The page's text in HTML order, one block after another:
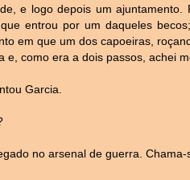
e logo depois um ajuntamento.
entrou por um daqueles
em que um dos capoeiras,
e, como era a dois passos, achei
Garcia.
no arsenal de guerra. Chama-